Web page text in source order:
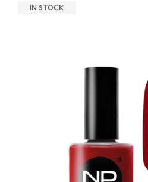
IN STOCK